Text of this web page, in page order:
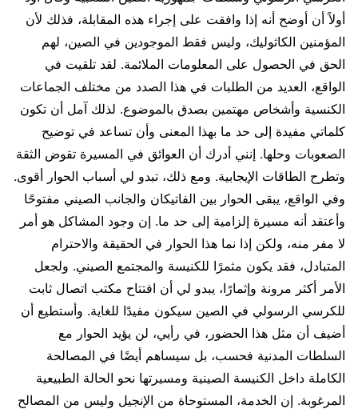
أولاً أن أوضح أنه إذا وافقت على إجراء هذه المقابلة، فذلك لأن
المؤمنين الكاثوليك، وليس فقط الموجودين في الصين، لهم
الحق في الحصول على المعلومات الملائمة. لقد تلقيت في
الواقع، العديد من الطلبات في هذا الصدد من مختلف الجماعات
الكنسية وأشخاص مهتمين بصدق بالموضوع. لذلك آمل أن تكون
كلماتي مفيدة إلى حد ما بهذا المعنى وأن تساعد في توضيح
الصعوبات وحلها. إنني أدرك أن العوائق في المسيرة تقوض الثقة
وتطرح الطاقات الإيجابية. ومع ذلك، تبدو لي أسباب الحوار أقوى.
وفي الواقع، يبقى الحوار بين الفاتيكان والجانب الصيني مفتوحًا
وأعتقد أنه مسيرة إلزامية إلى حد ما. إن وجود المشاكل هو أمر
لا مفر منه، ولكن إذا نما هذا الحوار في الحقيقة والاحترام
المتبادل، فقد يكون مثمرًا للكنيسة والمجتمع الصيني. ولجعل
الأمر أكثر مرونة وإثمارًا، يبدو لي أن افتتاح مكتب اتصال ثابت
للكرسي الرسولي في الصين سيكون مفيدًا للغاية. وأستطيع أن
أضيف أن مثل هذا الحضور، في رأيي، لن يؤيد الحوار مع
السلطات المدنية فحسب، بل سيساهم أيضًا في المصالحة
الكاملة داخل الكنيسة الصينية ومسيرتها نحو الحالة الطبيعية
المرغوبة. إن الخدمة، المستوحاة من الإنجيل وليس من المصالح